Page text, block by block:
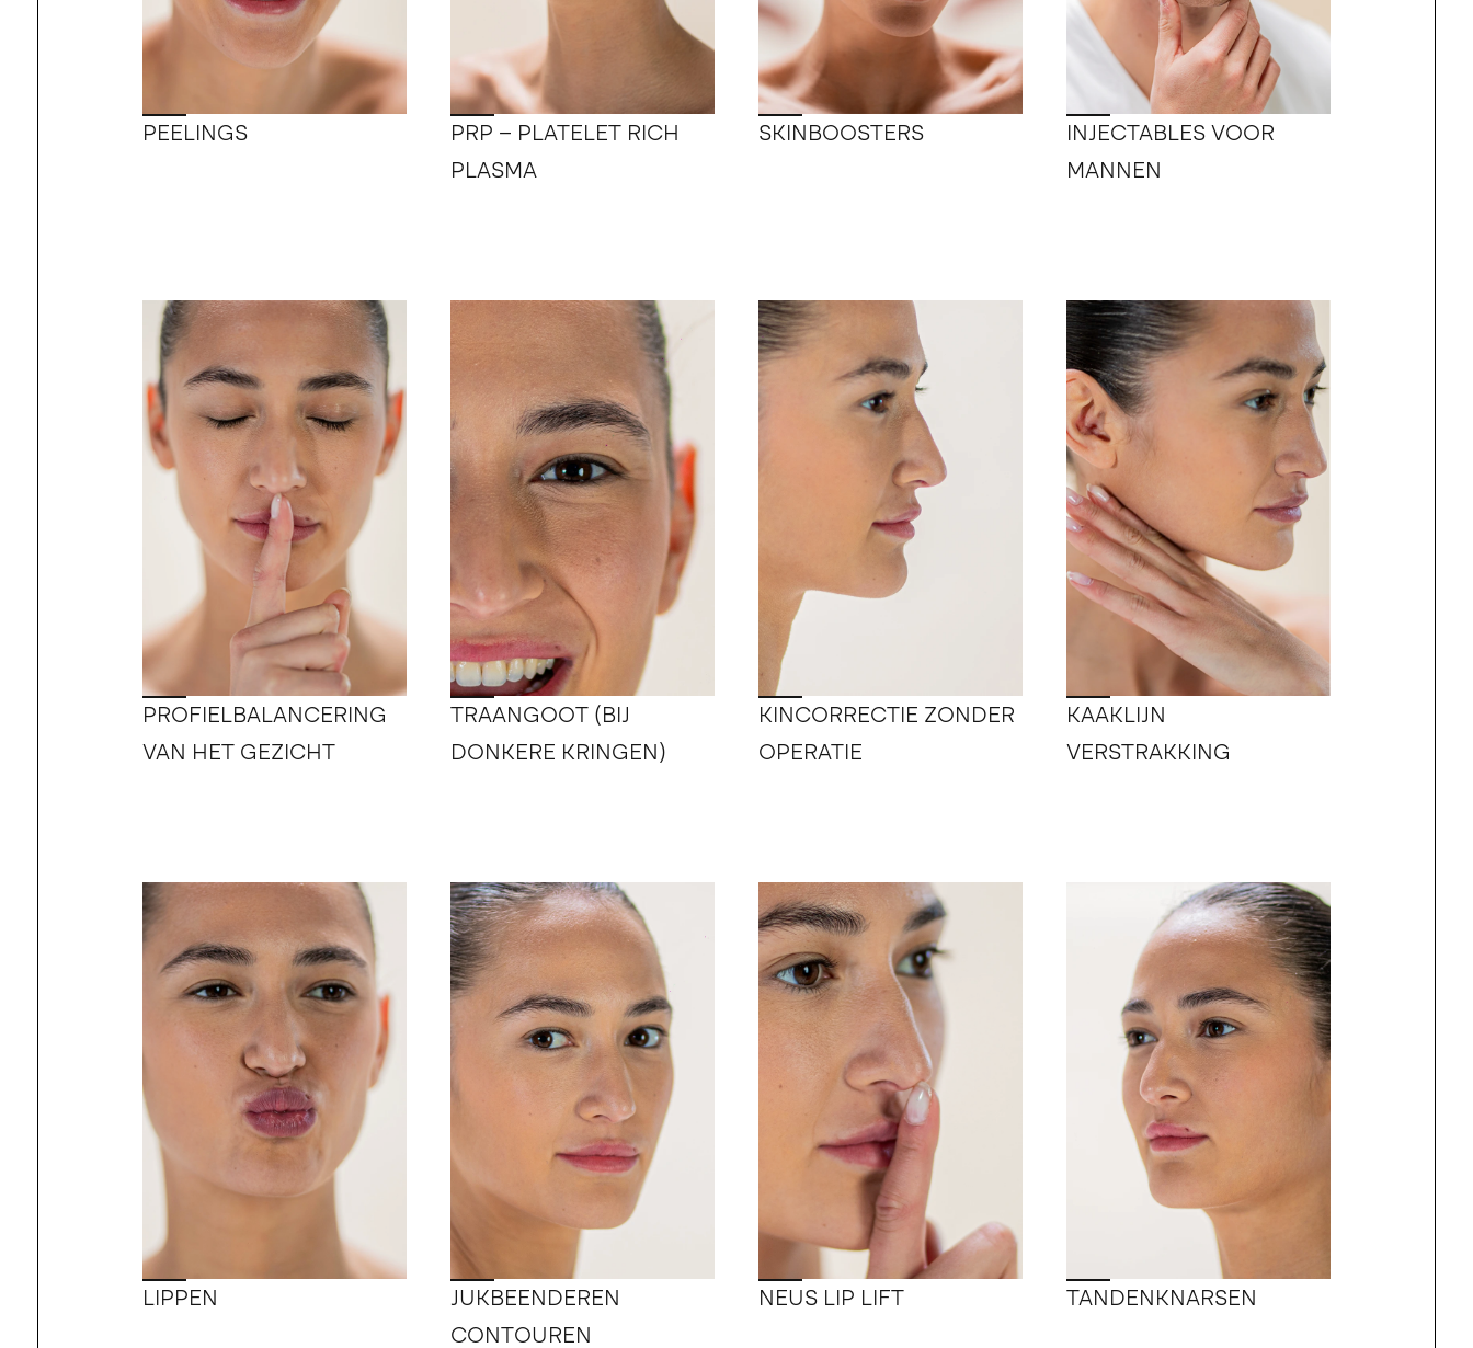
PEELINGS
PRP – PLATELET RICH
PLASMA
SKINBOOSTERS
INJECTABLES VOOR
MANNEN
PROFIELBALANCERING
VAN HET GEZICHT
TRAANGOOT (BIJ
DONKERE KRINGEN)
KINCORRECTIE ZONDER
OPERATIE
KAAKLIJN
VERSTRAKKING
LIPPEN
JUKBEENDEREN
CONTOUREN
NEUS LIP LIFT TANDENKNARSEN